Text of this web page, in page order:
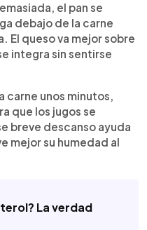
el pan se
debajo de la carne
El queso va mejor sobre
integra sin sentirse
carne unos minutos,
que los jugos se
breve descanso ayuda
mejor su humedad al
La verdad